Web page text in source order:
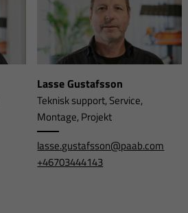
Lasse Gustafsson
Teknisk support, Service,
Montage, Projekt
lasse.gustafsson@paab.com
+46703444143